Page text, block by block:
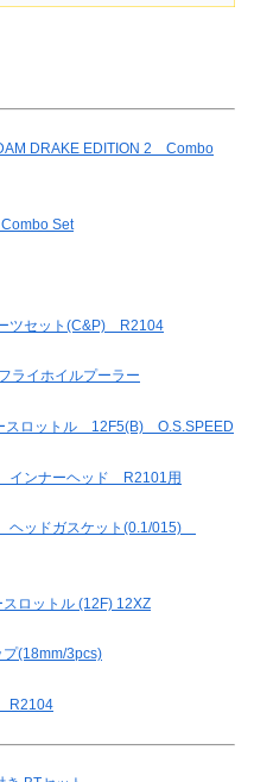
DRAKE EDITION 2 Combo
Set
ツセット(C&P) R2104
イホイルプーラー
ロットル 12F5(B) O.S.SPEED
ンナーヘッド R2101用
ッドガスケット(0.1/015)
ロットル (12F) 12XZ
(18mm/3pcs)
R2104